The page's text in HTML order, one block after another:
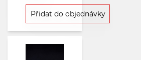
Přidat do objednávky